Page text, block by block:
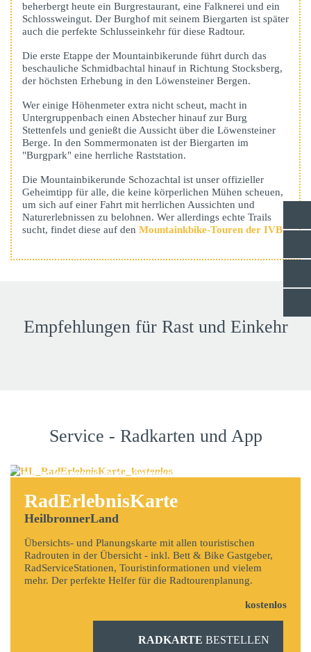
beherbergt heute ein Burgrestaurant, eine Falknerei und ein
Schlossweingut. Der Burghof mit seinem Biergarten ist später
auch die perfekte Schlusseinkehr für diese Radtour.
Die erste Etappe der Mountainbikerunde führt durch das
beschauliche Schmidbachtal hinauf in Richtung Stocksberg,
der höchsten Erhebung in den Löwensteiner Bergen.
Wer einige Höhenmeter extra nicht scheut, macht in
Untergruppenbach einen Abstecher hinauf zur Burg
Stettenfels und genießt die Aussicht über die Löwensteiner
Berge. In den Sommermonaten ist der Biergarten im
"Burgpark" eine herrliche Raststation.
Die Mountainbikerunde Schozachtal ist unser offizieller
Geheimtipp für alle, die keine körperlichen Mühen scheuen,
um sich auf einer Fahrt mit herrlichen Aussichten und
Naturerlebnissen zu belohnen. Wer allerdings echte Trails
sucht, findet diese auf den Mountainkbike-Touren der IVB.
Empfehlungen für Rast und Einkehr
Service - Radkarten und App
RadErlebnisKarte
HeilbronnerLand
Übersichts- und Planungskarte mit allen touristischen
Radrouten in der Übersicht - inkl. Bett & Bike Gastgeber,
RadServiceStationen, Touristinformationen und vielem
mehr. Der perfekte Helfer für die Radtourenplanung.
kostenlos
RADKARTE BESTELLEN